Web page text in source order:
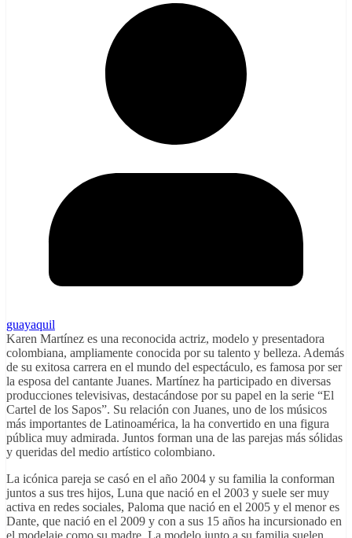
guayaquil
Karen Martínez es una reconocida actriz, modelo y presentadora
colombiana, ampliamente conocida por su talento y belleza. Además
de su exitosa carrera en el mundo del espectáculo, es famosa por ser
la esposa del cantante Juanes. Martínez ha participado en diversas
producciones televisivas, destacándose por su papel en la serie “El
Cartel de los Sapos”. Su relación con Juanes, uno de los músicos
más importantes de Latinoamérica, la ha convertido en una figura
pública muy admirada. Juntos forman una de las parejas más sólidas
y queridas del medio artístico colombiano.
La icónica pareja se casó en el año 2004 y su familia la conforman
juntos a sus tres hijos, Luna que nació en el 2003 y suele ser muy
activa en redes sociales, Paloma que nació en el 2005 y el menor es
Dante, que nació en el 2009 y con a sus 15 años ha incursionado en